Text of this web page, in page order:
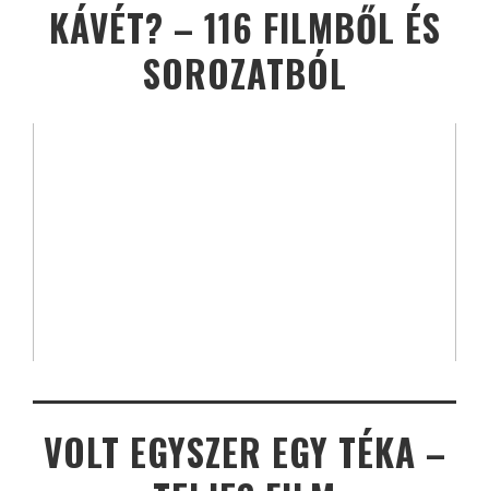
KÁVÉT? – 116 FILMBŐL ÉS
SOROZATBÓL
VOLT EGYSZER EGY TÉKA –